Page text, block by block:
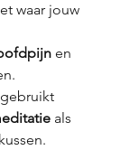
waar jouw
en
als